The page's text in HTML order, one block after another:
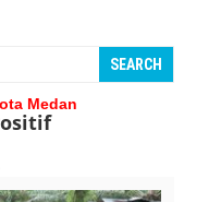
Medan